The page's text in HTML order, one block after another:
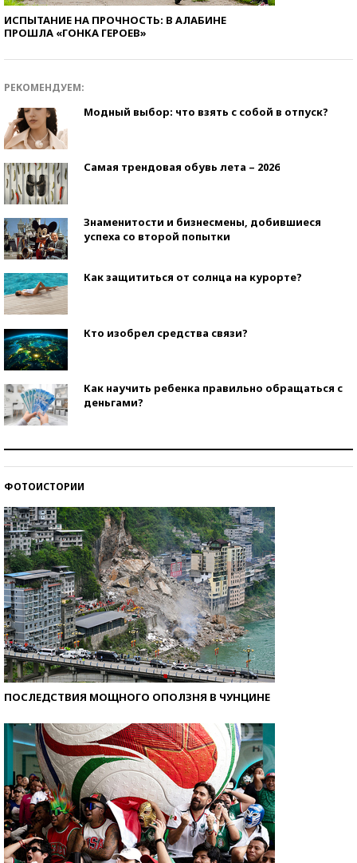
ИСПЫТАНИЕ НА ПРОЧНОСТЬ: В АЛАБИНЕ
ПРОШЛА «ГОНКА ГЕРОЕВ»
РЕКОМЕНДУЕМ:
Модный выбор: что взять с собой в отпуск?
Самая трендовая обувь лета – 2026
Знаменитости и бизнесмены, добившиеся
успеха со второй попытки
Как защититься от солнца на курорте?
Кто изобрел средства связи?
Как научить ребенка правильно обращаться с
деньгами?
ФОТОИСТОРИИ
ПОСЛЕДСТВИЯ МОЩНОГО ОПОЛЗНЯ В ЧУНЦИНЕ